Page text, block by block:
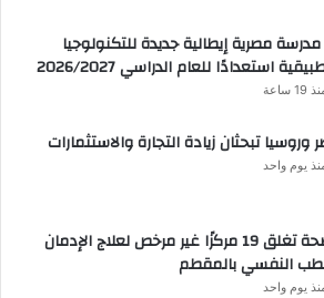
15 مدرسة مصرية إيطالية جديدة للتكنولوجيا
استعدادًا للعام الدراسي 2026/2027
19 ساعة
وروسيا تبحثان زيادة التجارة والاستثمارات
يوم واحد
الصحة تغلق 19 مركزًا غير مرخص لعلاج الإدمان
النفسي بالمقطم
يوم واحد